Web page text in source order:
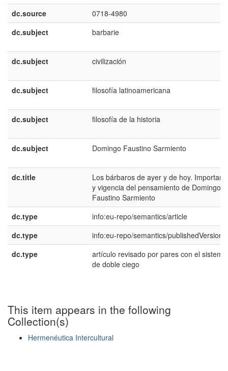
dc.source
0718-4980
dc.subject
barbarie
dc.subject civilización
dc.subject filosofí­a latinoamericana
dc.subject filosofí­a de la historia
dc.subject Domingo Faustino Sarmiento
dc.title
Los bárbaros de ayer y de hoy.
y vigencia del pensamiento de Domingo
Faustino Sarmiento
dc.type
info:eu-repo/semantics/article
dc.type
info:eu-repo/semantics/publishedVersion
dc.type
artí­culo revisado por pares con el sistema
de doble ciego
This item appears in the following
Collection(s)
Hermenéutica Intercultural